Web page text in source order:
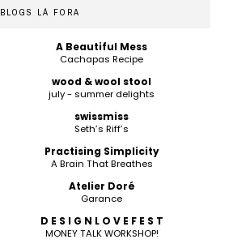
BLOGS LÁ FORA
A Beautiful Mess
Cachapas Recipe
wood & wool stool
july - summer delights
swissmiss
Seth’s Riff’s
Practising Simplicity
A Brain That Breathes
Atelier Doré
Garance
D E S I G N L O V E F E S T
MONEY TALK WORKSHOP!